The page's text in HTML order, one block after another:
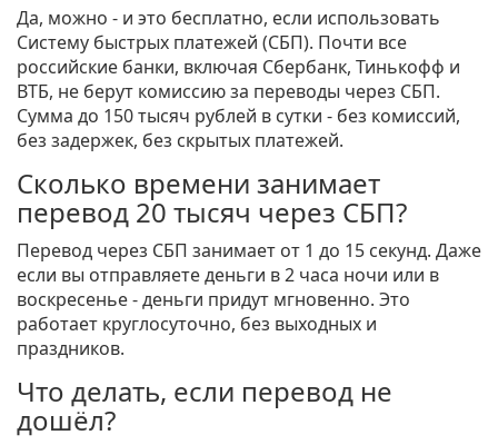
Да, можно - и это бесплатно, если использовать
Систему быстрых платежей (СБП). Почти все
российские банки, включая Сбербанк, Тинькофф и
ВТБ, не берут комиссию за переводы через СБП.
Сумма до 150 тысяч рублей в сутки - без комиссий,
без задержек, без скрытых платежей.
Сколько времени занимает
перевод 20 тысяч через СБП?
Перевод через СБП занимает от 1 до 15 секунд. Даже
если вы отправляете деньги в 2 часа ночи или в
воскресенье - деньги придут мгновенно. Это
работает круглосуточно, без выходных и
праздников.
Что делать, если перевод не
дошёл?